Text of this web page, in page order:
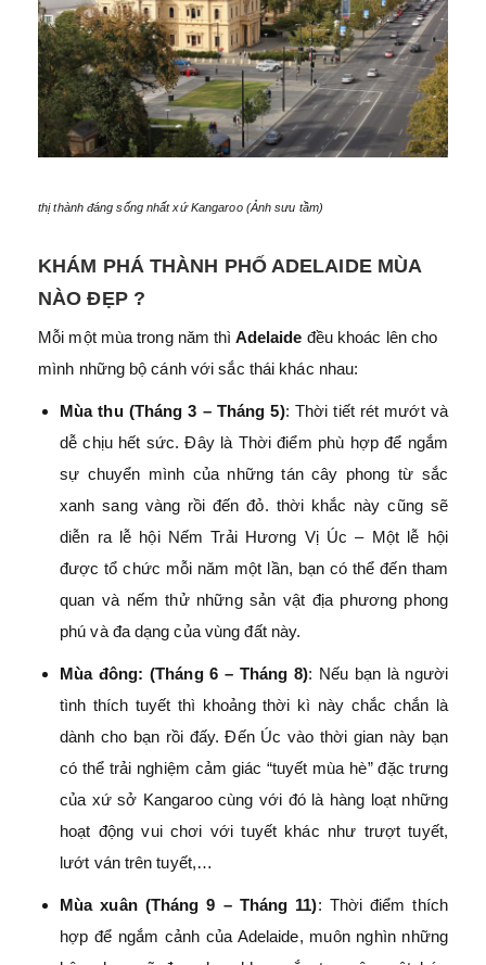
thị thành đáng sống nhất xứ Kangaroo (Ảnh sưu tầm)
KHÁM PHÁ THÀNH PHỐ ADELAIDE MÙA
NÀO ĐẸP ?
Mỗi một mùa trong năm thì Adelaide đều khoác lên cho
mình những bộ cánh với sắc thái khác nhau:
Mùa thu (Tháng 3 – Tháng 5): Thời tiết rét mướt và
dễ chịu hết sức. Đây là Thời điểm phù hợp để ngắm
sự chuyển mình của những tán cây phong từ sắc
xanh sang vàng rồi đến đỏ. thời khắc này cũng sẽ
diễn ra lễ hội Nếm Trải Hương Vị Úc – Một lễ hội
được tổ chức mỗi năm một lần, bạn có thể đến tham
quan và nếm thử những sản vật địa phương phong
phú và đa dạng của vùng đất này.
Mùa đông: (Tháng 6 – Tháng 8): Nếu bạn là người
tình thích tuyết thì khoảng thời kì này chắc chắn là
dành cho bạn rồi đấy. Đến Úc vào thời gian này bạn
có thể trải nghiệm cảm giác “tuyết mùa hè” đặc trưng
của xứ sở Kangaroo cùng với đó là hàng loạt những
hoạt động vui chơi với tuyết khác như trượt tuyết,
lướt ván trên tuyết,…
Mùa xuân (Tháng 9 – Tháng 11): Thời điểm thích
hợp để ngắm cảnh của Adelaide, muôn nghìn những